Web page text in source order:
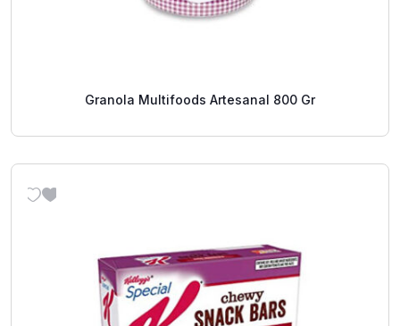
Granola Multifoods Artesanal 800 Gr